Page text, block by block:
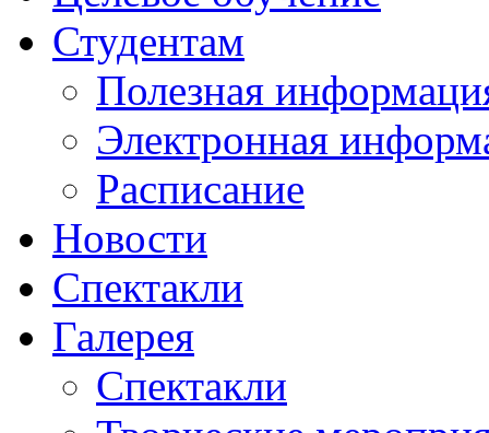
Студентам
Полезная
Электронная
Расписание
Новости
Спектакли
Галерея
Спектакли